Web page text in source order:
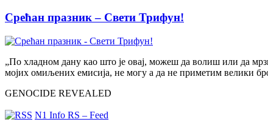
Срећан празник – Свети Трифун!
„По хладном дану као што је овај, можеш да волиш или да
мојих омиљених емисија, не могу а да не приметим велики
GENOCIDE REVEALED
N1 Info RS – Feed